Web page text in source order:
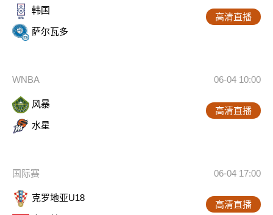
韩国
萨尔瓦多
高清直播
WNBA 06-04 10:00
风暴
水星
高清直播
国际赛 06-04 17:00
克罗地亚U18
高清直播